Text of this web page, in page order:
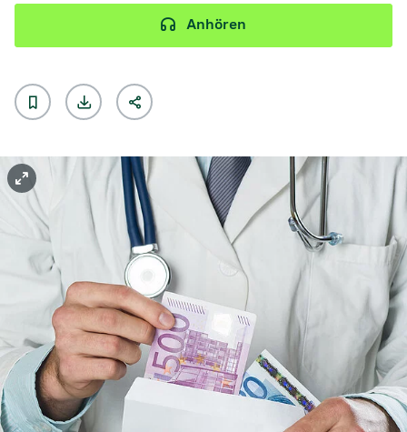
Anhören